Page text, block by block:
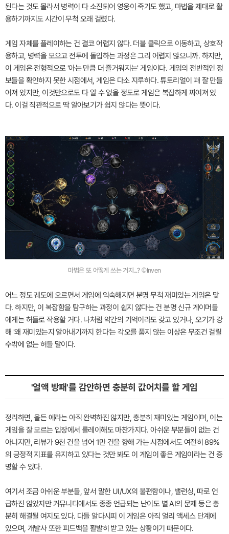
된다는 것도 몰라서 병력이 다 소진되어 영웅이 죽기도 했고, 마법을 제대로 활
용하기까지도 시간이 무척 오래 걸렸다.
게임 자체를 플레이하는 건 결코 어렵지 않다. 더블 클릭으로 이동하고, 상호작
용하고, 병력을 모으고 전투에 돌입하는 과정은 그리 어렵지 않으니까. 하지만,
이 게임은 전형적으로 '아는 만큼 더 즐거워지는' 게임이다. 게임의 전반적인 정
보들을 확인하지 못한 시점에서, 게임은 다소 지루하다. 튜토리얼이 꽤 잘 만들
어져 있지만, 이것만으로도 다 알 수 없을 정도로 게임은 복잡하게 짜여져 있
다. 이걸 직관적으로 딱 알아보기가 쉽지 않다는 뜻이다.
마법은 또 어떻게 쓰는 거지...? ©Inven
어느 정도 궤도에 오르면서 게임에 익숙해지면 분명 무척 재미있는 게임은 맞
다. 하지만, 이 복잡함을 탐구하는 과정이 쉽지 않다는 건 분명 신규 게이머들
에게는 허들로 작용할 거다. 나처럼 약간의 기억이라도 갖고 있거나, 오기가 강
해 '왜 재미있는지 알아내기까지 한다'는 각오를 품지 않는 이상은 무조건 걸릴
수밖에 없는 허들 말이다.
'얼액 방패'를 감안하면 충분히 값어치를 할 게임
정리하면, 올든 에라는 아직 완벽하진 않지만, 충분히 재미있는 게임이며, 이는
게임을 잘 모르는 입장에서 를레이해도 마찬가지다. 아쉬운 부분들이 없는 건
아니지만, 리뷰가 9천 건을 넘어 1만 건을 향해 가는 시점에서도 여전히 89%
의 긍정적 지표를 유지하고 있다는 것만 봐도 이 게임이 좋은 게임이라는 건 증
명할 수 있다.
여기서 조금 아쉬운 부분들, 앞서 말한 UI/UX의 불편함이나, 밸런싱, 따로 언
급하진 않았지만 커뮤니티에서도 종종 언급되는 난이도 별 AI의 문제 등은 충
분히 해결될 여지도 있다. 다들 알다시피 이 게임은 아직 얼리 액세스 단계에
있으며, 개발사 또한 피드백을 활발히 받고 있는 상황이기 때문이다.